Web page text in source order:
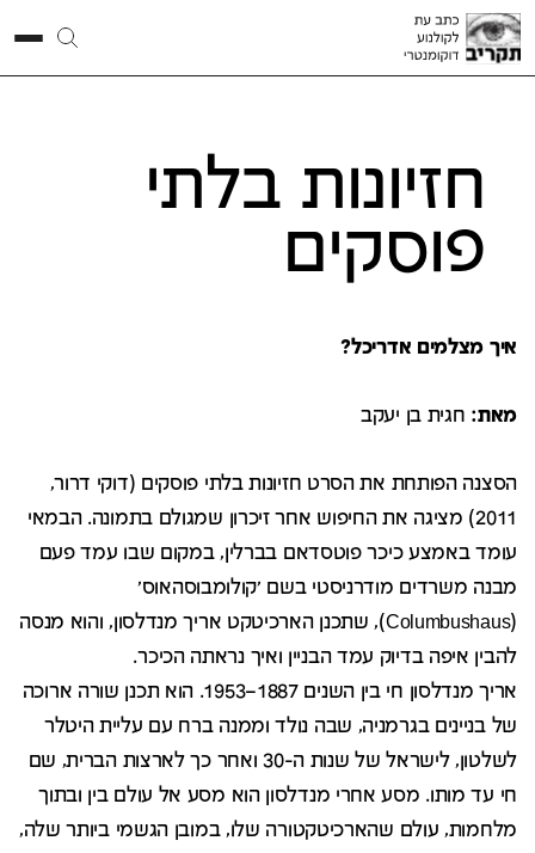
חזיונות בלתי
פוסקים
איך מצלמים אדריכל?
מאת: חגית בן יעקב
הסצנה הפותחת את הסרט חזיונות בלתי פוסקים (דוקי דרור,
2011) מציגה את החיפוש אחר זיכרון שמגולם בתמונה. הבמאי
עומד באמצע כיכר פוטסדאם בברלין, במקום שבו עמד פעם
מבנה משרדים מודרניסטי בשם 'קולומבוסהאוס'
(Columbushaus), שתכנן הארכיטקט אריך מנדלסון, והוא מנסה
להבין איפה בדיוק עמד הבניין ואיך נראתה הכיכר.
אריך מנדלסון חי בין השנים 1887–1953. הוא תכנן שורה ארוכה
של בניינים בגרמניה, שבה נולד וממנה ברח עם עליית היטלר
לשלטון, לישראל של שנות ה-30 ואחר כך לארצות הברית, שם
חי עד מותו. מסע אחרי מנדלסון הוא מסע אל עולם בין ובתוך
מלחמות, עולם שהארכיטקטורה שלו, במובן הגשמי ביותר שלה,